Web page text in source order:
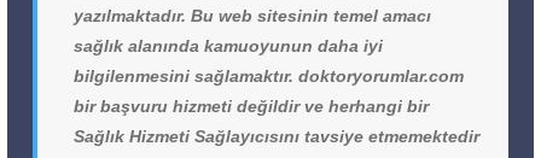
yazılmaktadır. Bu web sitesinin temel amacı
sağlık alanında kamuoyunun daha iyi
bilgilenmesini sağlamaktır. doktoryorumlar.com
bir başvuru hizmeti değildir ve herhangi bir
Sağlık Hizmeti Sağlayıcısını tavsiye etmemektedir